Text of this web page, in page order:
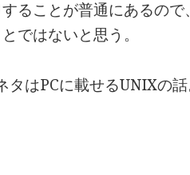
ることが普通にあるの
ではないと思う。
タはPCに載せるUNIXの